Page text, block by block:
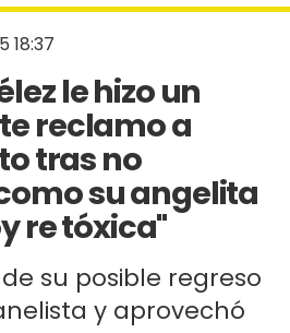
18:37
le hizo un
reclamo a
tras no
su angelita
re tóxica"
su posible regreso
y aprovechó